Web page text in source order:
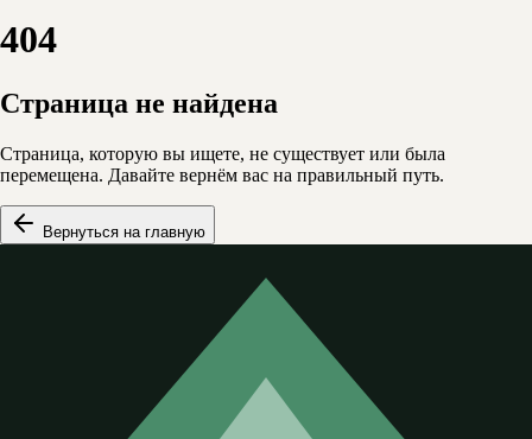
404
Страница не найдена
Страница, которую вы ищете, не существует или была
перемещена. Давайте вернём вас на правильный путь.
Вернуться на главную